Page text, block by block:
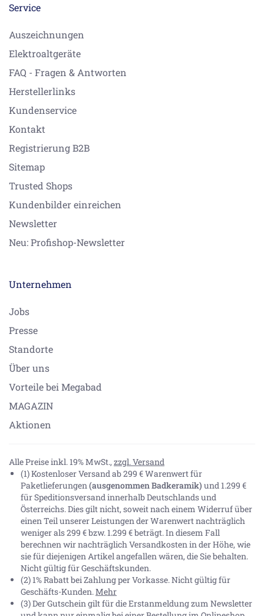
Service
Auszeichnungen
Elektroaltgeräte
FAQ - Fragen & Antworten
Herstellerlinks
Kundenservice
Kontakt
Registrierung B2B
Sitemap
Trusted Shops
Kundenbilder einreichen
Newsletter
Neu: Profishop-Newsletter
Unternehmen
Jobs
Presse
Standorte
Über uns
Vorteile bei Megabad
MAGAZIN
Aktionen
Alle Preise inkl. 19% MwSt., zzgl. Versand
(1) Kostenloser Versand ab 299 € Warenwert für
Paketlieferungen(ausgenommen Badkeramik) und 1.299 €
für Speditionsversand innerhalb Deutschlands und
Österreichs. Dies gilt nicht, soweit nach einem Widerruf über
einen Teil unserer Leistungen der Warenwert nachträglich
weniger als 299 € bzw. 1.299 € beträgt. In diesem Fall
berechnen wir nachträglich Versandkosten in der Höhe, wie
sie für diejenigen Artikel angefallen wären, die Sie behalten.
Nicht gültig für Geschäftskunden.
(2) 1% Rabatt bei Zahlung per Vorkasse. Nicht gültig für
Geschäfts-Kunden.Mehr
(3) Der Gutschein gilt für die Erstanmeldung zum Newsletter